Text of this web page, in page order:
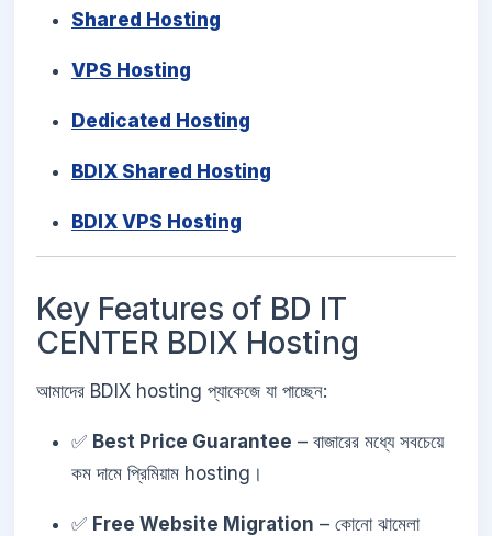
Shared Hosting
VPS Hosting
Dedicated Hosting
BDIX Shared Hosting
BDIX VPS Hosting
Key Features of BD IT
CENTER BDIX Hosting
আমাদের BDIX hosting প্যাকেজে যা পাচ্ছেন:
✅ Best Price Guarantee – বাজারের মধ্যে সবচেয়ে
কম দামে প্রিমিয়াম hosting।
✅ Free Website Migration – কোনো ঝামেলা